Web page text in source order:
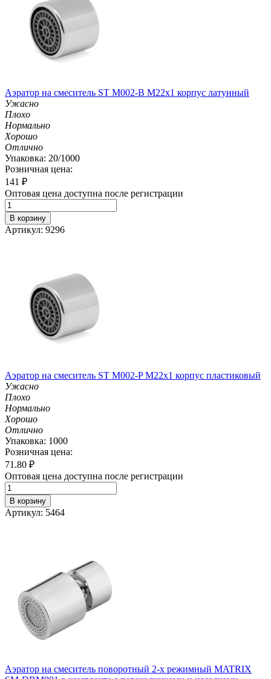
Аэратор на смеситель ST М002-B М22х1 корпус латунный
Ужасно
Плохо
Нормально
Хорошо
Отлично
Упаковка: 20/1000
Розничная цена:
141 ₽
Оптовая цена доступна после регистрации
В корзину
Артикул: 9296
Аэратор на смеситель ST М002-P М22х1 корпус пластиковый
Ужасно
Плохо
Нормально
Хорошо
Отлично
Упаковка: 1000
Розничная цена:
71.80 ₽
Оптовая цена доступна после регистрации
В корзину
Артикул: 5464
Аэратор на смеситель поворотный 2-х режимный MATRIX